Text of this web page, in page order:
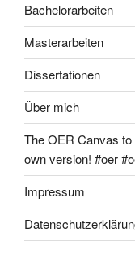
Bachelorarbeiten
Masterarbeiten
Dissertationen
Über mich
The OER Canvas
own version! #oer
Impressum